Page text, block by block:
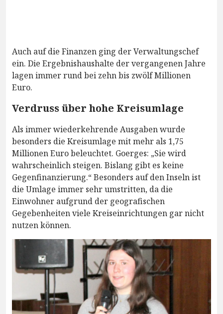
Auch auf die Finanzen ging der Verwaltungschef
ein. Die Ergebnishaushalte der vergangenen Jahre
lagen immer rund bei zehn bis zwölf Millionen
Euro.
Verdruss über hohe Kreisumlage
Als immer wiederkehrende Ausgaben wurde
besonders die Kreisumlage mit mehr als 1,75
Millionen Euro beleuchtet. Goerges: „Sie wird
wahrscheinlich steigen. Bislang gibt es keine
Gegenfinanzierung.“ Besonders auf den Inseln ist
die Umlage immer sehr umstritten, da die
Einwohner aufgrund der geografischen
Gegebenheiten viele Kreiseinrichtungen gar nicht
nutzen können.